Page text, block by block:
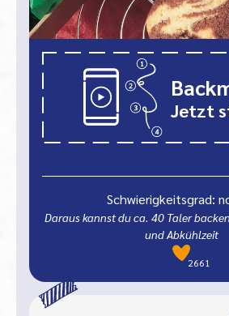
Jetzt
Schwierigkeitsgrad:
Daraus kannst du ca. 40 Taler backen
und Abkühlzeit
2661